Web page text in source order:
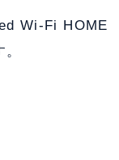
Wi-Fi HOME